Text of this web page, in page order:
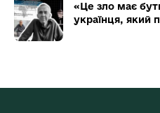
«Це зло має
українця, який